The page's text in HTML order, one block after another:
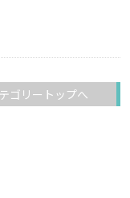
ゴリートップへ